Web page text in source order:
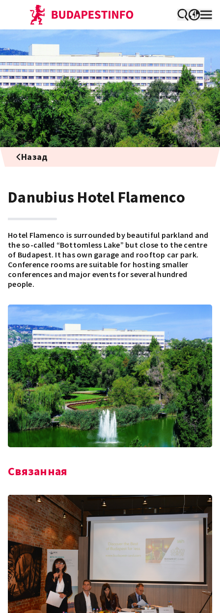
Назад
Danubius Hotel Flamenco
Hotel Flamenco is surrounded by beautiful parkland and
the so-called “Bottomless Lake” but close to the centre
of Budapest. It has own garage and rooftop car park.
Conference rooms are suitable for hosting smaller
conferences and major events for several hundred
people.
Связанная